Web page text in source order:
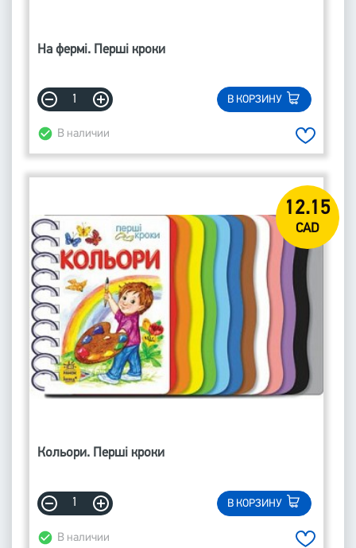
На фермі. Перші кроки
В КОРЗИНУ
В наличии
12.15
CAD
Кольори. Перші кроки
В КОРЗИНУ
В наличии